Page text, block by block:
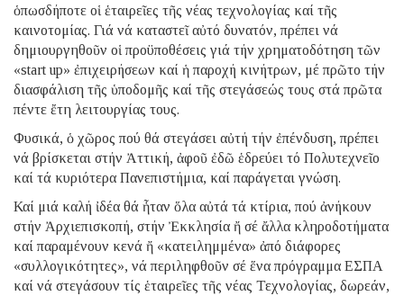
ὁπωσδήποτε οἱ ἑταιρεῖες τῆς νέας τεχνολογίας καί τῆς
καινοτομίας. Γιά νά καταστεῖ αὐτό δυνατόν, πρέπει νά
δημιουργηθοῦν οἱ προϋποθέσεις γιά τήν χρηματοδότηση τῶν
«start up» ἐπιχειρήσεων καί ἡ παροχή κινήτρων, μέ πρῶτο τήν
διασφάλιση τῆς ὑποδομῆς καί τῆς στεγάσεώς τους στά πρῶτα
πέντε ἔτη λειτουργίας τους.
Φυσικά, ὁ χῶρος πού θά στεγάσει αὐτή τήν ἐπένδυση, πρέπει
νά βρίσκεται στήν Ἀττική, ἀφοῦ ἐδῶ ἑδρεύει τό Πολυτεχνεῖο
καί τά κυριότερα Πανεπιστήμια, καί παράγεται γνώση.
Καί μιά καλή ἰδέα θά ἦταν ὅλα αὐτά τά κτίρια, πού ἀνήκουν
στήν Ἀρχιεπισκοπή, στήν Ἐκκλησία ἤ σέ ἄλλα κληροδοτήματα
καί παραμένουν κενά ἤ «κατειλημμένα» ἀπό διάφορες
«συλλογικότητες», νά περιληφθοῦν σέ ἕνα πρόγραμμα ΕΣΠΑ
καί νά στεγάσουν τίς ἑταιρεῖες τῆς νέας Τεχνολογίας, δωρεάν,